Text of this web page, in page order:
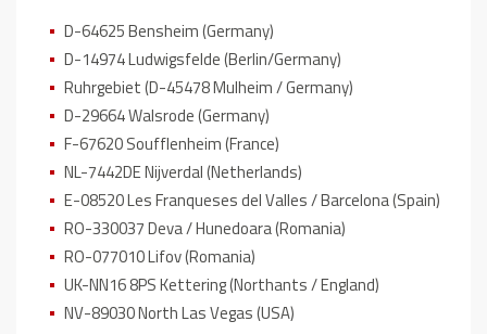
D-64625 Bensheim (Germany)
D-14974 Ludwigsfelde (Berlin/Germany)
Ruhrgebiet (D-45478 Mulheim / Germany)
D-29664 Walsrode (Germany)
F-67620 Soufflenheim (France)
NL-7442DE Nijverdal (Netherlands)
E-08520 Les Franqueses del Valles / Barcelona (Spain)
RO-330037 Deva / Hunedoara (Romania)
RO-077010 Lifov (Romania)
UK-NN16 8PS Kettering (Northants / England)
NV-89030 North Las Vegas (USA)